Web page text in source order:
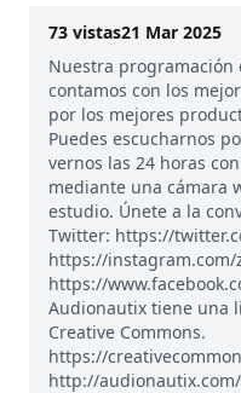
73 vistas21 Mar 2025
Nuestra
contamos con los
por los mejores
Puedes escucharnos
vernos las 24 horas
mediante una cámara
estudio. Únete a la
Twitter: https://
https://instagram.com/
https://
Audionautix tiene una
Creative Commons.
https://
http://audionautix.com/